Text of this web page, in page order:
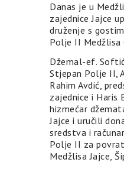
Danas je u
zajednice Jajce
druženje s
Polje II Medžlisa
Džemal-ef.
Stjepan Polje II,
Rahim Avdić,
zajednice i Haris
hizmećar
Jajce i uručili
sredstva i
Polje II za
Medžlisa Jajce,